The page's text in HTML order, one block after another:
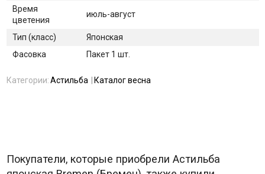
Время
цветения
июль-август
Тип (класс)
Японская
Фасовка
Пакет 1 шт.
Категории:Астильба Каталог весна
Покупатели, которые приобрели Астильба